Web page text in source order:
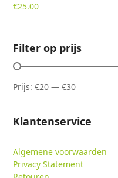
€25.00
Filter op prijs
Min.
Max.
Prijs:€20 —€30
Klantenservice
Algemene voorwaarden
Privacy Statement